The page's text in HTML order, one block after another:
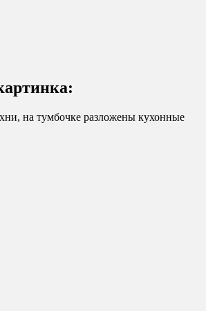
на тумбочке разложены кухонные